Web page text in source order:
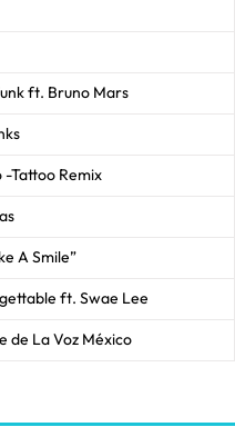
ft. Bruno Mars
-Tattoo Remix
A Smile”
ft. Swae Lee
de La Voz México